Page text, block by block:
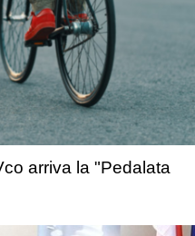
arriva la "Pedalata